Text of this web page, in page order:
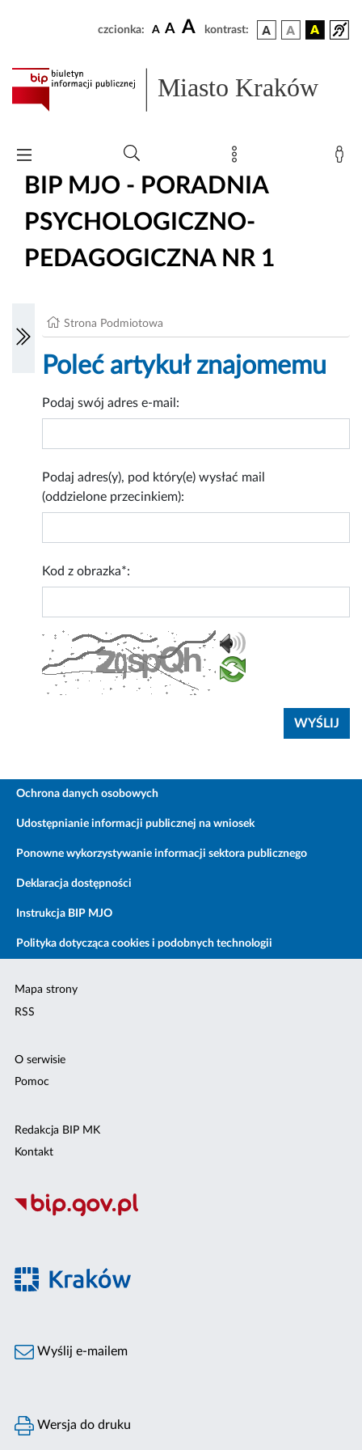
czcionka: A A A kontrast:
Miasto Kraków
BIP MJO - PORADNIA
PSYCHOLOGICZNO-
PEDAGOGICZNA NR 1
Strona Podmiotowa
Poleć artykuł znajomemu
Podaj swój adres e-mail:
Podaj adres(y), pod który(e) wysłać mail
(oddzielone przecinkiem):
Kod z obrazka*:
Ochrona danych osobowych
Udostępnianie informacji publicznej na wniosek
Ponowne wykorzystywanie informacji sektora publicznego
Deklaracja dostępności
Instrukcja BIP MJO
Polityka dotycząca cookies i podobnych technologii
Mapa strony
RSS
O serwisie
Pomoc
Redakcja BIP MK
Kontakt
Wyślij e-mailem
Wersja do druku